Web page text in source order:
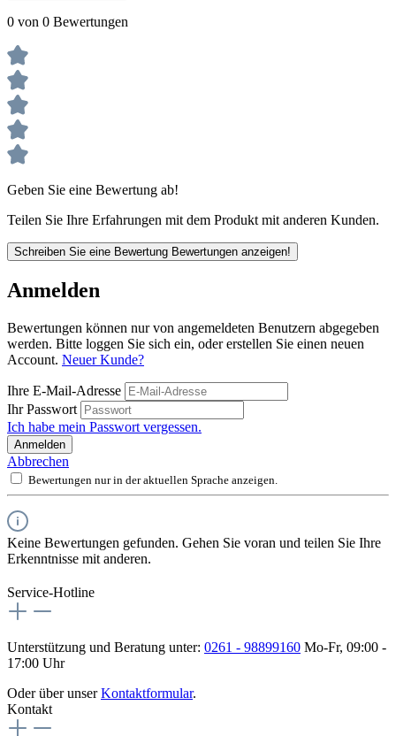
0 von 0 Bewertungen
Geben Sie eine Bewertung ab!
Teilen Sie Ihre Erfahrungen mit dem Produkt mit anderen Kunden.
Schreiben Sie eine Bewertung Bewertungen anzeigen!
Anmelden
Bewertungen können nur von angemeldeten Benutzern abgegeben
werden. Bitte loggen Sie sich ein, oder erstellen Sie einen neuen
Account. Neuer Kunde?
Ihre E-Mail-Adresse
Ihr Passwort
Ich habe mein Passwort vergessen.
Anmelden
Abbrechen
Bewertungen nur in der aktuellen Sprache anzeigen.
Keine Bewertungen gefunden. Gehen Sie voran und teilen Sie Ihre
Erkenntnisse mit anderen.
Service-Hotline
Unterstützung und Beratung unter: 0261 - 98899160 Mo-Fr, 09:00 -
17:00 Uhr
Oder über unserKontaktformular.
Kontakt